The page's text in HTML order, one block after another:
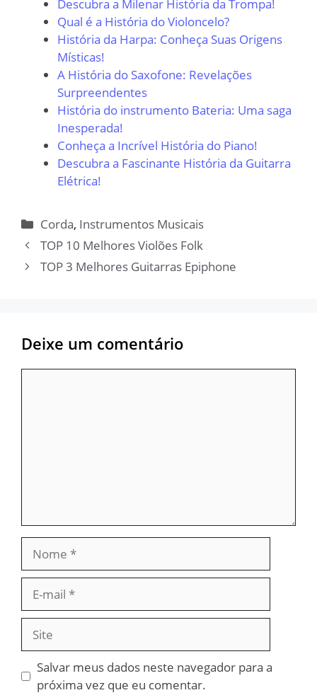
Descubra a Milenar História da Trompa!
Qual é a História do Violoncelo?
História da Harpa: Conheça Suas Origens
Místicas!
A História do Saxofone: Revelações
Surpreendentes
História do instrumento Bateria: Uma saga
Inesperada!
Conheça a Incrível História do Piano!
Descubra a Fascinante História da Guitarra
Elétrica!
Categorias
Corda, Instrumentos Musicais
TOP 10 Melhores Violões Folk
TOP 3 Melhores Guitarras Epiphone
Deixe um comentário
mail
Site
Salvar meus dados neste navegador para a
próxima vez que eu comentar.